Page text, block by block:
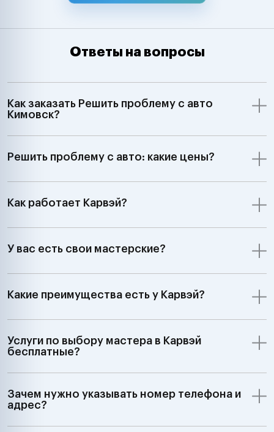
Ответы на вопросы
Как заказать Решить проблему с авто
Кимовск?
Решить проблему с авто: какие цены?
Как работает Карвэй?
У вас есть свои мастерские?
Какие преимущества есть у Карвэй?
Услуги по выбору мастера в Карвэй
бесплатные?
Зачем нужно указывать номер телефона и
адрес?